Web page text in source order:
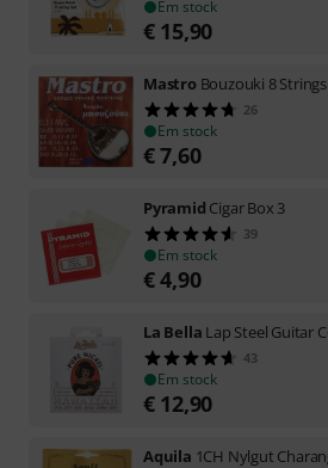
Em stock
€ 15,90
Mastro Bouzouki 8 Strings
26
Em stock
€7,60
Pyramid Cigar Box 3
39
Em stock
€4,90
La Bella Lap Steel Guitar
43
Em stock
€ 12,90
Aquila 1CH Nylgut